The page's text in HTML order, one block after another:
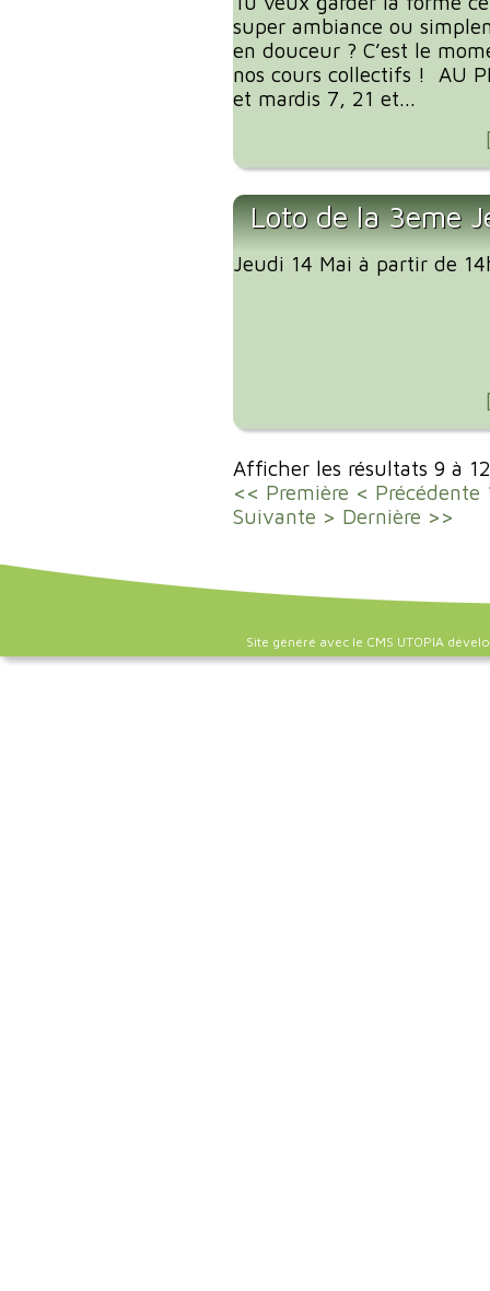
super ambiance ou
en douceur ? C’est le
nos cours collectifs ! AU
et mardis 7, 21 et...
Loto de la 3eme
Jeudi 14 Mai à partir de
Afficher les résultats 9 à
<< Première < Précédente
Suivante > Dernière >>
Site généré avec le CMS UTOPIA